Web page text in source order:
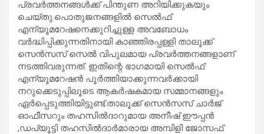
പ്രവർത്തനങ്ങൾക്ക് പിന്തുണ അറിയിക്കുകയും
ചെയ്തു.പൊതുജനങ്ങളിൽ സെൽഫ്
എന്യൂമറേഷനെക്കുറിച്ചുള്ള അവബോധം
വർദ്ധിപ്പിക്കുന്നതിനായി കാഞ്ഞിരപ്പള്ളി താലൂക്ക്
സെൻസസ് സെൽ വിപുലമായ പ്രവർത്തനങ്ങളാണ്
നടത്തിവരുന്നത്. ഇതിന്റെ ഭാഗമായി സെൽഫ്
എന്യൂമറേഷൻ പൂർത്തിയാക്കുന്നവർക്കായി
നറുക്കെടുപ്പിലൂടെ ആകർഷകമായ സമ്മാനങ്ങളും
ഏർപ്പെടുത്തിയിട്ടുണ്ട്.താലൂക്ക് സെൻസസ് ചാർജ്
ഓഫീസറും തഹസിൽദാറുമായ അനീഷ് ഈപ്പൻ
,ഡപ്യൂട്ടി തഹസിൽദാർമാരായ അമ്പിളി ജോസഫ്